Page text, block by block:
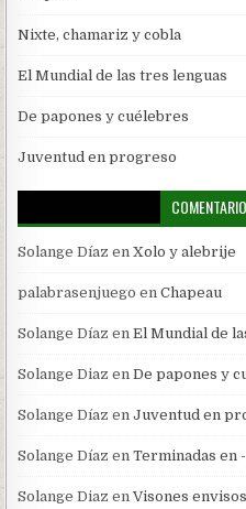
Nixte, chamariz y cobla
El Mundial de las tres lenguas
De papones y cuélebres
Juventud en progreso
Solange Díaz enXolo y alebrije
palabrasenjuego enChapeau
Solange Díaz enEl Mundial de
Solange Diaz enDe papones y
Solange Díaz enJuventud en
Solange Díaz enTerminadas en
Solange Diaz enVisones envisos